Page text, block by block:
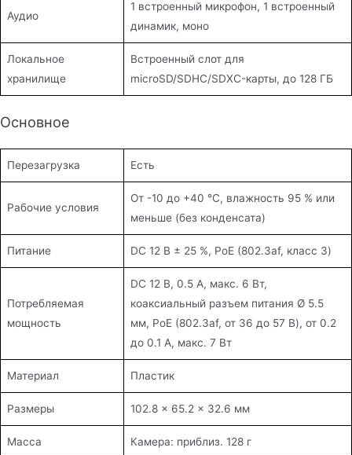
Аудио
1 встроенный микрофон, 1 встроенный
динамик, моно
Локальное
хранилище
Встроенный слот для
microSD/SDHC/SDXC-карты, до 128 ГБ
Основное
Перезагрузка Есть
Рабочие условия
От -10 до +40 °C, влажность 95 % или
меньше (без конденсата)
Питание DС 12 В ± 25 %, PoE (802.3af, класс 3)
Потребляемая
мощность
DC 12 В, 0.5 A, макс. 6 Вт,
коаксиальный разъем питания Ø 5.5
мм, PoE (802.3af, от 36 до 57 В), от 0.2
до 0.1 A, макс. 7 Вт
Материал Пластик
Размеры 102.8 × 65.2 × 32.6 мм
Масса Камера: приблиз. 128 г